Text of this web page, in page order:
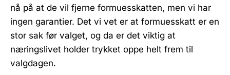
nå på at de vil fjerne formuesskatten, men vi har
ingen garantier. Det vi vet er at formuesskatt er en
stor sak før valget, og da er det viktig at
næringslivet holder trykket oppe helt frem til
valgdagen.